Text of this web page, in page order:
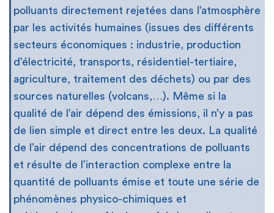
polluants directement rejetées dans l’atmosphère
par les activités humaines (issues des différents
secteurs économiques : industrie, production
d’électricité, transports, résidentiel-tertiaire,
agriculture, traitement des déchets) ou par des
sources naturelles (volcans,…). Même si la
qualité de l’air dépend des émissions, il n’y a pas
de lien simple et direct entre les deux. La qualité
de l’air dépend des concentrations de polluants
et résulte de l’interaction complexe entre la
quantité de polluants émise et toute une série de
phénomènes physico-chimiques et